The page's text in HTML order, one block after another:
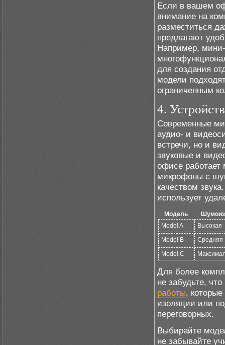
Если в вашем
внимание на
разместиться
предлагают
Например,
для создания
модели
ограниченным
4.
Современные
аудио- и
встречи, но и
звуковые и
офисе работает
микрофоны с
качеством
использует
Модель
Model A
Высокая
Model B
Средняя
Model C
Для более
не забудьте,
работы,
изоляции или
переговорных.
Выбирайте
не забывайте